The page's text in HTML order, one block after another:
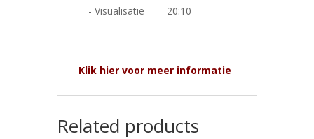
- Visualisatie 20:10
Klik hier voor meer informatie
Related products